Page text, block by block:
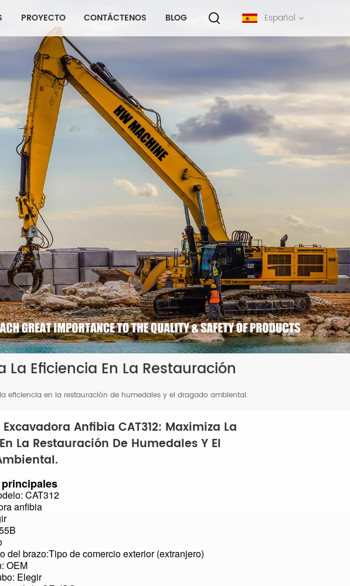
PROYECTO CONTÁCTENOS BLOG Español
français
русский
español
português
La Eficiencia En La Restauración
eficiencia en la restauración de humedales y el dragado ambiental.
Anfibia CAT312: Maximiza La
La Restauración De Humedales Y El
CAT312
anfibia
del brazo:Tipo de comercio exterior (extranjero)
OEM
Elegir